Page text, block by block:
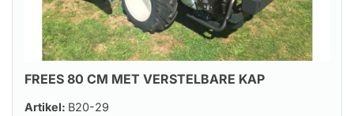
FREES 80 CM MET VERSTELBARE KAP
Artikel: B20-29